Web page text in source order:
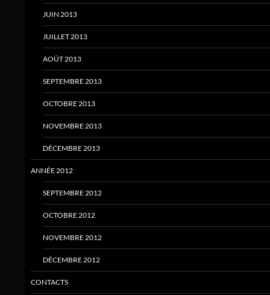
JUIN 2013
JUILLET 2013
AOÛT 2013
SEPTEMBRE 2013
OCTOBRE 2013
NOVEMBRE 2013
DÉCEMBRE 2013
ANNÉE 2012
SEPTEMBRE 2012
OCTOBRE 2012
NOVEMBRE 2012
DÉCEMBRE 2012
CONTACTS